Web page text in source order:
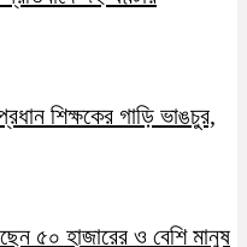
শিক্ষকের গাড়ি ভাঙচুর,
৫০ হাজারের ও বেশি মানুষ